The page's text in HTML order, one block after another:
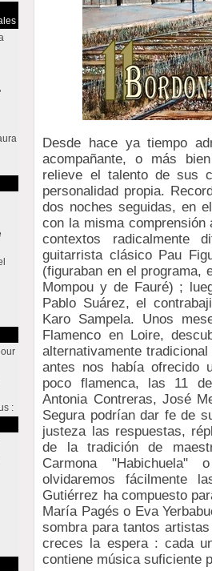
Desde hace ya tiempo
acompañante, o más
relieve el talento de sus
personalidad propia.
dos noches seguidas, en
con la misma
contextos
guitarrista clásico Pau
(figuraban en el programa,
Mompou y de Fauré) ;
Pablo Suárez, el
Karo Sampela. Unos
Flamenco en Loire,
alternativamente
antes nos había ofrecido
poco flamenca, las 11
Antonia Contreras, José
Segura podrían dar fe de
justeza las respuestas,
de la tradición de
Carmona "Habichuela"
olvidaremos fácilmente
Gutiérrez ha compuesto
María Pagés o Eva
sombra para tantos
creces la espera : cada
contiene música suficiente
: